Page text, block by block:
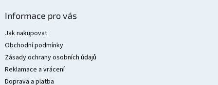
Informace pro vás
Jak nakupovat
Obchodní podmínky
Zásady ochrany osobních údajů
Reklamace a vrácení
Doprava a platba